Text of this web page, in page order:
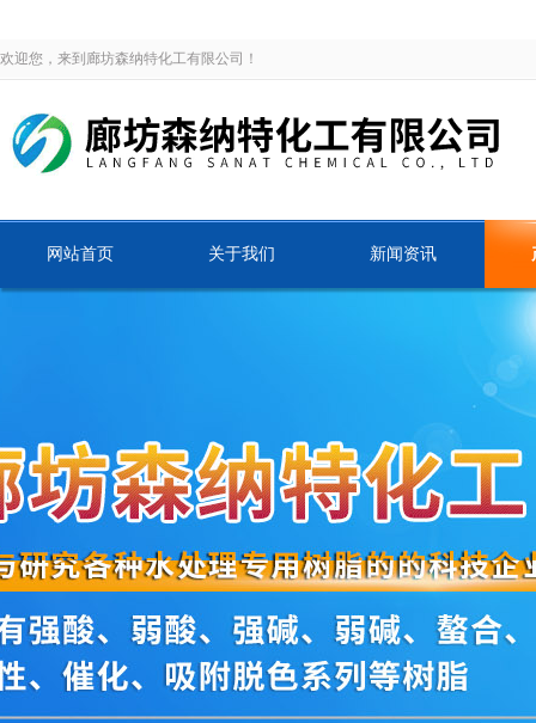
欢迎您，来到廊坊森纳特化工有限公司！
网站首页 关于我们 新闻资讯